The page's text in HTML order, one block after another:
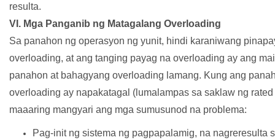
resulta.
VI. Mga Panganib ng Matagalang Overloading
Sa panahon ng operasyon ng yunit, hindi karaniwang
overloading, at ang tanging payag na overloading ay ang
panahon at bahagyang overloading lamang. Kung ang
overloading ay napakatagal (lumalampas sa saklaw ng
maaaring mangyari ang mga sumusunod na problema:
Pag-init ng sistema ng pagpapalamig, na nagreresulta